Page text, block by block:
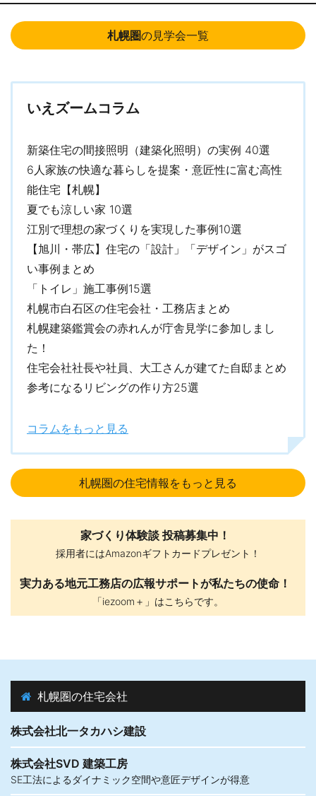
す。 ※記録名｢最新年間で最も売れている注文住宅会社｣（認定対象
年：2023年）
ダントツの住宅性能・豊富なラインアップも魅力
超気密・超断熱性能と全館床暖房により、玄関や廊下、トイレや
お風呂まで家中が暖かく、ストーブやパネルヒーターいらずの暮
けています。 また窓、断熱材や住宅設備など多岐にわたる製品を
自社グル―プで開発することで、高性能・高品質な住まいを標準
仕様、納得価格で提供しています。
デザイン・テイストは豊富なラインアップから好みのスタイルが
選べます。また、二世帯住宅や平屋、三階建てなど、敷地条件や
家族構成に合わせた最適なプランを提案しています。
一条工務店の家づくりが分かる多彩な施設やサービス
道内各地で、入居宅訪問や構造・完成見学会、無料地盤調査、バ
ーチャル展示場など、一条工務店の家づくりを知ることができる
サービスやイベントを開催しています。石狩市の「札幌ハウジン
グテクノロジーセンター」は、実際に見て触れて「性能の違い」
について学ぶことができ、ご家族そろって楽しめる施設です。 ※詳
しくは下記の「開催中のイベント」一覧でチェックしてみてくだ
※展示場の詳細・見学予約は下記の「公開中のモデルハウス」一覧
資料請求はこちら
札幌圏の見学会一覧
いえズームコラム
新築住宅の間接照明（建築化照明）の実例 40選
6人家族の快適な暮らしを提案・意匠性に富む高性
能住宅【札幌】
夏でも涼しい家 10選
江別で理想の家づくりを実現した事例10選
【旭川・帯広】住宅の「設計」「デザイン」がスゴ
い事例まとめ
「トイレ」施工事例15選
札幌市白石区の住宅会社・工務店まとめ
札幌建築鑑賞会の赤れんが庁舎見学に参加しまし
た！
住宅会社社長や社員、大工さんが建てた自邸まとめ
参考になるリビングの作り方25選
コラムをもっと見る
札幌圏の住宅情報をもっと見る
家づくり体験談 投稿募集中！
採用者にはAmazonギフトカードプレゼント！
実力ある地元工務店の広報サポートが私たちの使命！
「iezoom＋」はこちらです。
札幌圏の住宅会社
株式会社北一タカハシ建設
株式会社SVD 建築工房
SE工法によるダイナミック空間や意匠デザインが得意